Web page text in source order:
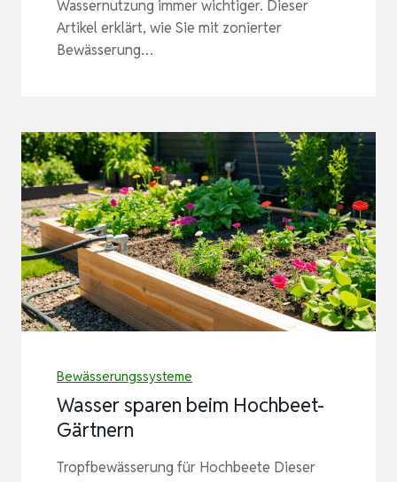
Wassernutzung immer wichtiger. Dieser
Artikel erklärt, wie Sie mit zonierter
Bewässerung…
Bewässerungssysteme
Wasser sparen beim Hochbeet-
Gärtnern
Tropfbewässerung für Hochbeete Dieser